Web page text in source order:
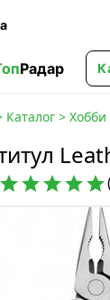
Радар
Каталог > Хобби
